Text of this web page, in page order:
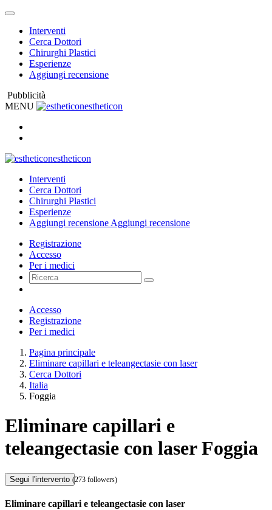
Interventi
Cerca Dottori
Chirurghi Plastici
Esperienze
Aggiungi recensione
Pubblicità
MENU
estheticon
estheticon
Interventi
Cerca Dottori
Chirurghi Plastici
Esperienze
Aggiungi recensione Aggiungi recensione
Registrazione
Accesso
Per i medici
Accesso
Registrazione
Per i medici
Pagina principale
Eliminare capillari e teleangectasie con laser
Cerca Dottori
Italia
Foggia
Eliminare capillari e
teleangectasie con laser Foggia
Segui l'intervento (273 followers)
Eliminare capillari e teleangectasie con laser